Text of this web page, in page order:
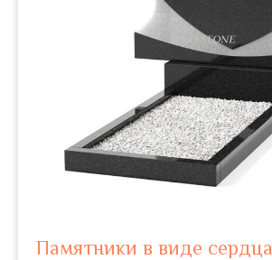
Памятники в виде сердца